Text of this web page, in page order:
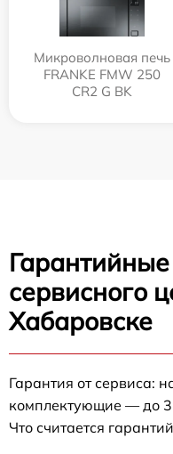
Микроволновая печь
FRANKE FMW 250
CR2 G BK
сервисного
Хабаровске
Гарантия от сервиса:
комплектующие — до 3
Что считается